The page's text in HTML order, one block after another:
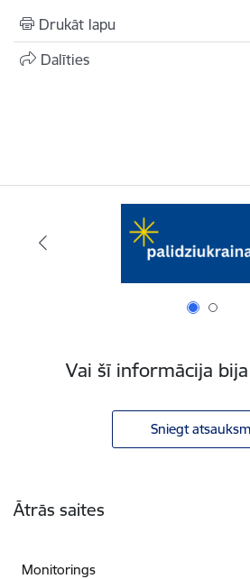
Drukāt lapu
Dalīties
Vai šī informācija
Sniegt
Ātrās saites
Monitorings